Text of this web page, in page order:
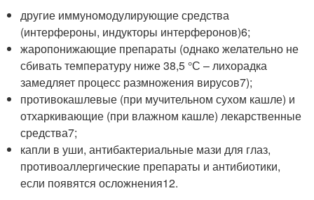
другие иммуномодулирующие средства
(интерфероны, индукторы интерферонов)6;
жаропонижающие препараты (однако желательно не
сбивать температуру ниже 38,5 °С – лихорадка
замедляет процесс размножения вирусов7);
противокашлевые (при мучительном сухом кашле) и
отхаркивающие (при влажном кашле) лекарственные
средства7;
капли в уши, антибактериальные мази для глаз,
противоаллергические препараты и антибиотики,
если появятся осложнения12.